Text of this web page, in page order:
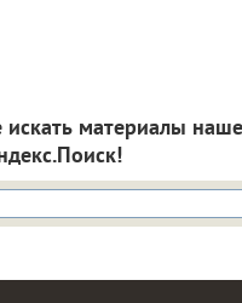
материалы